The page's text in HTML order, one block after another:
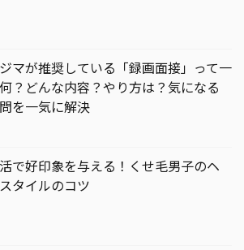
マが推奨している「録画面接」って一
？どんな内容？やり方は？気になる
を一気に解決
で好印象を与える！くせ毛男子のヘ
タイルのコツ